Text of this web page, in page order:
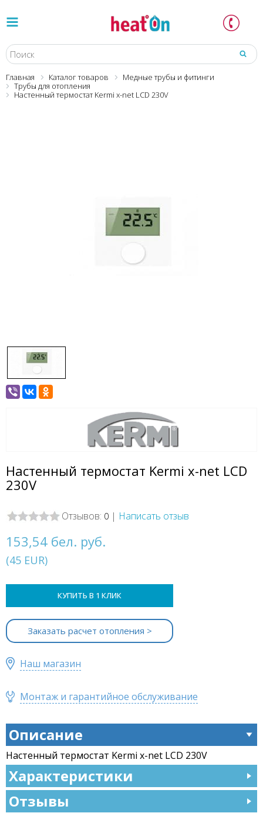
Главная Каталог товаров
Медные трубы и фитинги
Трубы для отопления
Настенный термостат Kermi x-net LCD 230V
Настенный термостат Kermi x-net LCD
230V
Отзывов: 0 | Написать отзыв
153,54 бел. руб.
(45 EUR)
КУПИТЬ В 1 КЛИК
Заказать расчет отопления >
Наш магазин
Монтаж и гарантийное обслуживание
Описание
Настенный термостат Kermi x-net LCD 230V
Характеристики
Отзывы